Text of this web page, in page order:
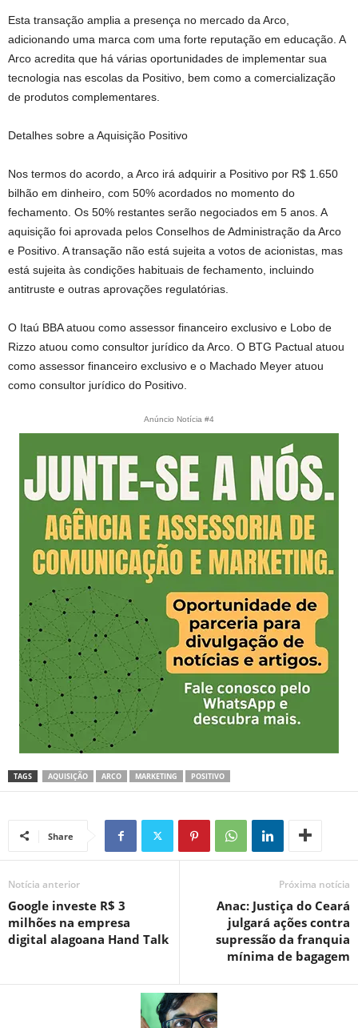
Esta transação amplia a presença no mercado da Arco,
adicionando uma marca com uma forte reputação em educação. A
Arco acredita que há várias oportunidades de implementar sua
tecnologia nas escolas da Positivo, bem como a comercialização
de produtos complementares.
Detalhes sobre a Aquisição Positivo
Nos termos do acordo, a Arco irá adquirir a Positivo por R$ 1.650
bilhão em dinheiro, com 50% acordados no momento do
fechamento. Os 50% restantes serão negociados em 5 anos. A
aquisição foi aprovada pelos Conselhos de Administração da Arco
e Positivo. A transação não está sujeita a votos de acionistas, mas
está sujeita às condições habituais de fechamento, incluindo
antitruste e outras aprovações regulatórias.
O Itaú BBA atuou como assessor financeiro exclusivo e Lobo de
Rizzo atuou como consultor jurídico da Arco. O BTG Pactual atuou
como assessor financeiro exclusivo e o Machado Meyer atuou
como consultor jurídico do Positivo.
Anúncio Notícia #4
TAGS AQUISIÇÃO ARCO MARKETING POSITIVO
Share
Notícia anterior
Google investe R$ 3
milhões na empresa
digital alagoana Hand Talk
Próxima notícia
Anac: Justiça do Ceará
julgará ações contra
supressão da franquia
mínima de bagagem